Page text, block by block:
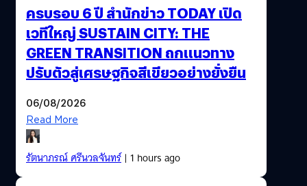
ครบรอบ 6 ปี สำนักข่าว TODAY เปิด
เวทีใหญ่ SUSTAIN CITY: THE
GREEN TRANSITION ถกแนวทาง
ปรับตัวสู่เศรษฐกิจสีเขียวอย่างยั่งยืน
06/08/2026
Read More
รัตนาภรณ์ ศรีนวลจันทร์| 1 hours ago